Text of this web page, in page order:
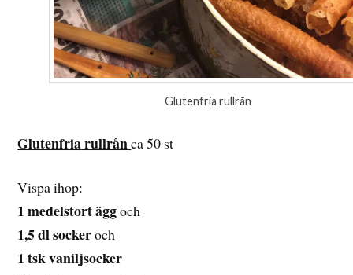
Glutenfria rullrån
Glutenfriarullrånca 50 st
Vispa ihop:
1 medelstort äggoch
1,5 dl sockeroch
1 tsk vaniljsocker